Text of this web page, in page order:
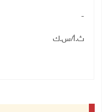
-
ث.أ/س.ك